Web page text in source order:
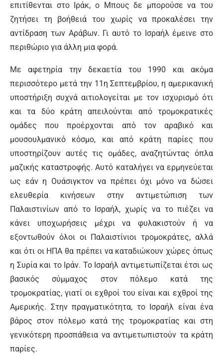
επιτίθενται στο Ιράκ, ο Μπους δε μπορούσε να του
ζητήσει τη βοήθειά του χωρίς να προκαλέσει την
αντίδραση των Αράβων. Γι αυτό το Ισραήλ έμεινε στο
περιθώριο για άλλη μια φορά.
Με αφετηρία την δεκαετία του 1990 και ακόμα
περισσότερο μετά την 11η Σεπτεμβρίου, η αμερικανική
υποστήριξη συχνά αιτιολογείται με τον ισχυρισμό ότι
και τα δύο κράτη απειλούνται από τρομοκρατικές
ομάδες που προέρχονται από τον αραβικό και
μουσουλμανικό κόσμο, και από κράτη παρίες που
υποστηρίζουν αυτές τις ομάδες, αναζητώντας όπλα
μαζικής καταστροφής. Αυτό καταλήγει να ερμηνεύεται
ως εάν η Ουάσιγκτον να πρέπει όχι μόνο να δώσει
ελευθερία κινήσεων στην αντιμετώπιση των
Παλαιστινίων από το Ισραήλ, χωρίς να το πιέζει να
κάνει υποχωρήσεις μέχρι να φυλακιστούν ή να
εξοντωθούν όλοι οι Παλαιστίνιοι τρομοκράτες, αλλά
και ότι οι ΗΠΑ θα πρέπει να καταδιώκουν χώρες όπως
η Συρία και το Ιράν. Το Ισραήλ αντιμετωπίζεται έτσι ως
βασικός σύμμαχος στον πόλεμο κατά της
τρομοκρατίας, γιατί οι εχθροί του είναι και εχθροί της
Αμερικής. Στην πραγματικότητα, το Ισραήλ είναι ένα
βάρος στον πόλεμο κατά της τρομοκρατίας και στη
γενικότερη προσπάθεια να αντιμετωπιστούν τα κράτη
παρίες.